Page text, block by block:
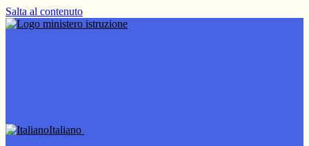
Salta al contenuto
Italiano